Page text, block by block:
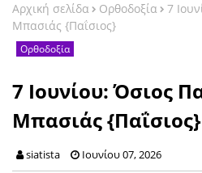
Αρχική σελίδα Ορθοδοξία
7
Μπασιάς {Παΐσιος}
Ορθοδοξία
7 Ιουνίου: Όσιος
Μπασιάς {Παΐσιος}
siatista Ιουνίου 07, 2026